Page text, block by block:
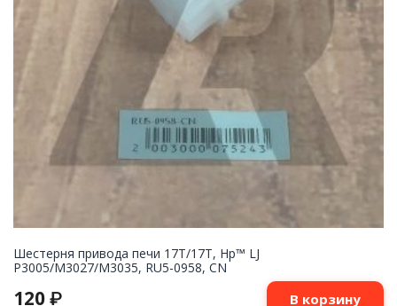
Шестерня привода печи 17T/17T, Hp™ LJ
P3005/M3027/M3035, RU5-0958, CN
120 ₽ В корзину